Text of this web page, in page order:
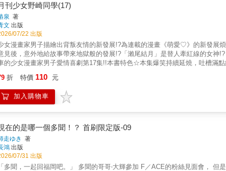
刊少女野崎同學(17)
泉 著
文 出版
07/22 出版
女漫畫家男子描繪出背叛友情的新發展!?為連載的漫畫《萌愛♡》的新發展
見後，意外地給故事帶來地獄般的發展!?「瀨尾結月」是替人牽紅線的女神
的少女漫畫家男子愛情喜劇第17集!!本書特色☆本集爆笑持續延燒，吐槽滿
折 特價 110 元
加入購物車
在的是哪一個多聞！？ 首刷限定版-09
走ゆき 著
鴻 出版
07/31 出版
多聞，一起回福岡吧。」 多聞的哥哥‧大輝參加 F／ACE的粉絲見面會， 但